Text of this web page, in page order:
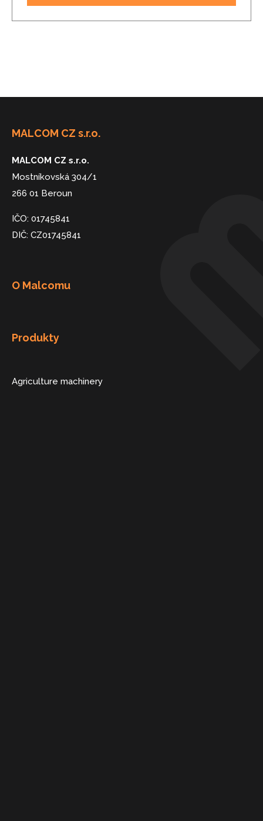
MALCOM CZ s.r.o.
MALCOM CZ s.r.o.
Mostníkovská 304/1
266 01 Beroun
IČO: 01745841
DIČ: CZ01745841
O Malcomu
Produkty
Agriculture machinery